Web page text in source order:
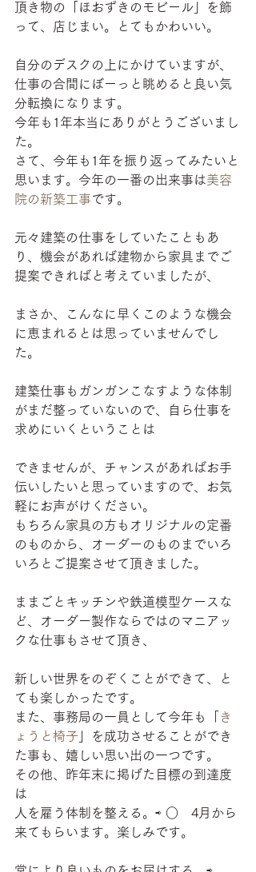
頂き物の「ほおずきのモビール」を飾
って、店じまい。とてもかわいい。
自分のデスクの上にかけていますが、
仕事の合間にぼーっと眺めると良い気
分転換になります。
今年も1年本当にありがとうございまし
た。
さて、今年も1年を振り返ってみたいと
思います。今年の一番の出来事は美容
院の新築工事です。
元々建築の仕事をしていたこともあ
り、機会があれば建物から家具までご
提案できればと考えていましたが、
まさか、こんなに早くこのような機会
に恵まれるとは思っていませんでし
た。
建築仕事もガンガンこなすような体制
がまだ整っていないので、自ら仕事を
求めにいくということは
できませんが、チャンスがあればお手
伝いしたいと思っていますので、お気
軽にお声がけください。
もちろん家具の方もオリジナルの定番
のものから、オーダーのものまでいろ
いろとご提案させて頂きました。
ままごとキッチンや鉄道模型ケースな
ど、オーダー製作ならではのマニアッ
クな仕事もさせて頂き、
新しい世界をのぞくことができて、と
ても楽しかったです。
また、事務局の一員として今年も「
き
ょうと椅子 」を成功させることができ
た事も、嬉しい思い出の一つです。
その他、昨年末に掲げた目標の到達度
は
人を雇う体制を整える。⇨ ○　4月から
来てもらいます。楽しみです。